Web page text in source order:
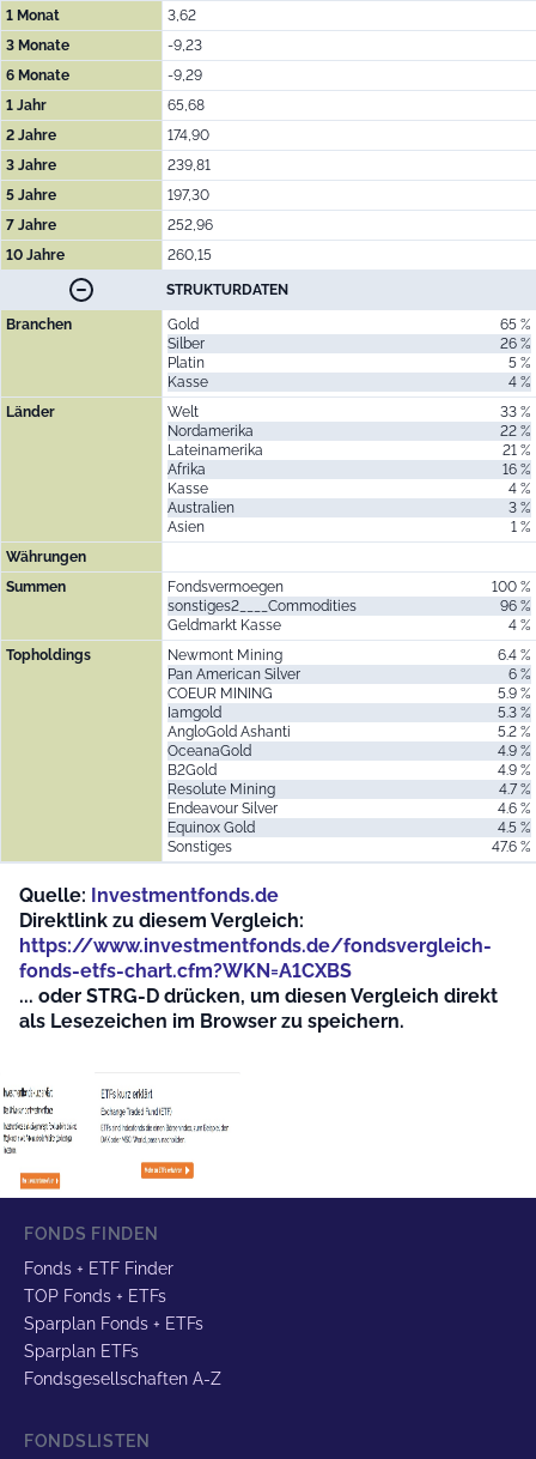
1 Monat
3,62
3 Monate
-9,23
6 Monate
-9,29
1 Jahr
65,68
2 Jahre
174,90
3 Jahre
239,81
5 Jahre
197,30
7 Jahre
252,96
10 Jahre
260,15
STRUKTURDATEN
Branchen Gold
65 %
Silber
26 %
Platin
5 %
Kasse
4 %
Länder
Welt
33 %
Nordamerika
22 %
Lateinamerika
21 %
Afrika
16 %
Kasse
4 %
Australien
3 %
Asien
1 %
Währungen
Summen
Fondsvermoegen
100 %
sonstiges2____Commodities
96 %
Geldmarkt Kasse
4 %
Topholdings
Newmont Mining
6.4 %
Pan American Silver
6 %
COEUR MINING
5.9 %
Iamgold
5.3 %
AngloGold Ashanti
5.2 %
OceanaGold
4.9 %
B2Gold
4.9 %
Resolute Mining
4.7 %
Endeavour Silver
4.6 %
Equinox Gold
4.5 %
Sonstiges
47.6 %
Quelle: Investmentfonds.de
Direktlink zu diesem Vergleich:
https://www.investmentfonds.de/fondsvergleich-
fonds-etfs-chart.cfm?WKN=A1CXBS
... oder STRG-D drücken, um diesen Vergleich direkt
als Lesezeichen im Browser zu speichern.
FONDS FINDEN
Fonds + ETF Finder
TOP Fonds + ETFs
Sparplan Fonds + ETFs
Sparplan ETFs
Fondsgesellschaften A-Z
FONDSLISTEN